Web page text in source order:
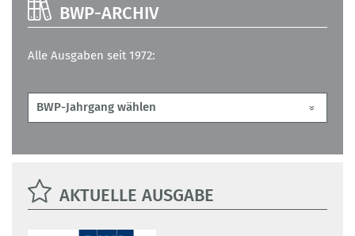
BWP-ARCHIV
Alle Ausgaben seit 1972:
AKTUELLE AUSGABE